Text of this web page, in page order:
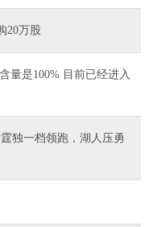
20万股
量是100% 目前已经进入
独一档领跑，湖人压勇